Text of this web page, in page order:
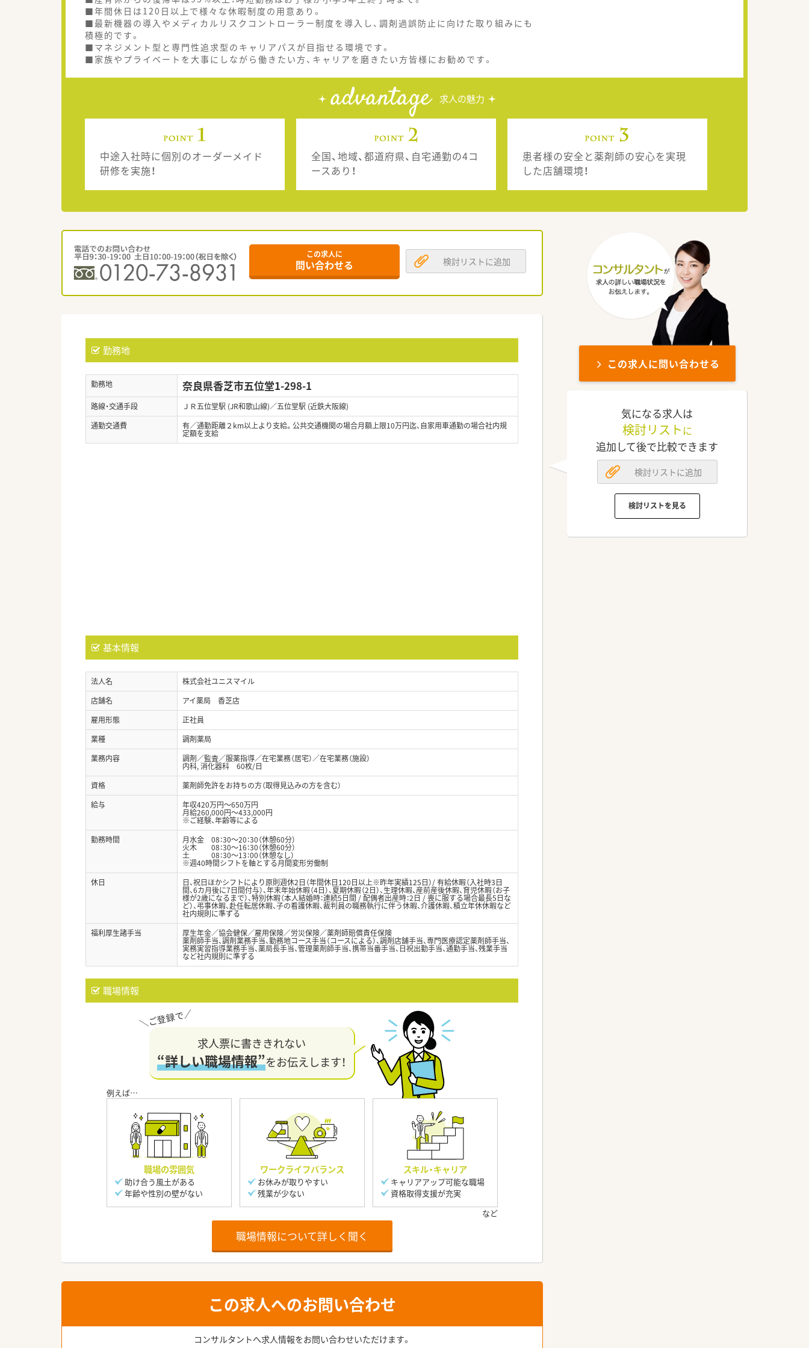
■年間休日は120日以上で様々な休暇制度の用意あり。
■最新機器の導入やメディカルリスクコントローラー制度を導入し、調剤過誤防止に向けた取り組みにも
積極的です。
■マネジメント型と専門性追求型のキャリアパスが目指せる環境です。
■家族やプライベートを大事にしながら働きたい方、キャリアを磨きたい方皆様にお勧めです。
advantage 求人の魅力
中途入社時に個別のオーダーメイド
研修を実施！
全国、地域、都道府県、自宅通勤の4コ
ースあり！
患者様の安全と薬剤師の安心を実現
した店舗環境！
この求人に
問い合わせる 検討リストに追加
勤務地
勤務地 奈良県香芝市五位堂1-298-1
路線・交通手段
ＪＲ五位堂駅 (JR和歌山線)／五位堂駅 (近鉄大阪線)
通勤交通費
有／通勤距離２km以上より支給。公共交通機関の場合月額上限10万円迄、自家用車通勤の場合社内規
定額を支給
基本情報
法人名
株式会社ユニスマイル
店舗名
アイ薬局 香芝店
雇用形態
正社員
業種
調剤薬局
業務内容
調剤／監査／服薬指導／在宅業務（居宅）／在宅業務（施設）
内科, 消化器科 60枚/日
資格
薬剤師免許をお持ちの方（取得見込みの方を含む）
給与
年収420万円～650万円
月給260,000円～433,000円
※ご経験、年齢等による
勤務時間
月水金 08：30～20：30（休憩60分）
火木 08：30～16：30（休憩60分）
土 08：30～13：00（休憩なし）
※週40時間シフトを軸とする月間変形労働制
休日
日、祝日ほかシフトにより原則週休2日（年間休日120日以上※昨年実績125日）/ 有給休暇（入社時3日
間、6カ月後に7日間付与）、年末年始休暇（4日）、夏期休暇（2日）、生理休暇、産前産後休暇、育児休暇（お子
様が2歳になるまで）、特別休暇（本人結婚時：連続5日間 / 配偶者出産時：2日 / 喪に服する場合最長5日な
ど）、弔事休暇、赴任転居休暇、子の看護休暇、裁判員の職務執行に伴う休暇、介護休暇、積立年休休暇など
社内規則に準ずる
福利厚生諸手当
厚生年金／協会健保／雇用保険／労災保険／薬剤師賠償責任保険
薬剤師手当、調剤業務手当、勤務地コース手当（コースによる）、調剤店舗手当、専門医療認定薬剤師手当、
実務実習指導業務手当、薬局長手当、管理薬剤師手当、携帯当番手当、日祝出勤手当、通勤手当、残業手当
など社内規則に準ずる
職場情報
求人票に書ききれない
“詳しい職場情報”をお伝えします！
職場の雰囲気
助け合う風土がある
年齢や性別の壁がない
ワークライフバランス
お休みが取りやすい
残業が少ない
スキル・キャリア
キャリアアップ可能な職場
資格取得支援が充実
職場情報について詳しく聞く
この求人へのお問い合わせ
コンサルタントへ求人情報をお問い合わせいただけます。
この求人に問い合わせる
気になる求人は
検討リスト に
追加して後で比較できます
検討リストに追加
検討リストを見る